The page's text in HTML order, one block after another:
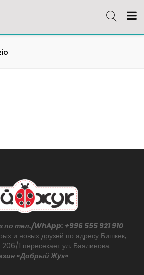
по тел./WhApp: +996 555 921 910
и новых друзей по адресу Бишкек,
1 пересекает ул. Баялинова.
«Добрый Жук»